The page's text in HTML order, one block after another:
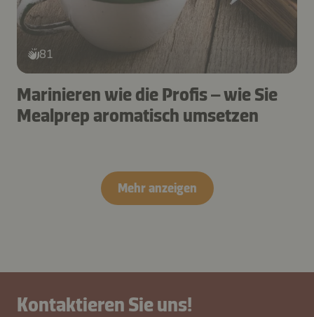
81
Marinieren wie die Profis – wie Sie
Mealprep aromatisch umsetzen
Mehr anzeigen
Kontaktieren Sie uns!